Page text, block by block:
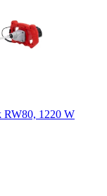
RW80, 1220 W